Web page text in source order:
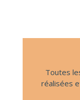
Toutes
réalisées